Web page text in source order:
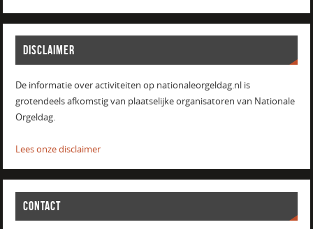
DISCLAIMER
De informatie over activiteiten op nationaleorgeldag.nl is
grotendeels afkomstig van plaatselijke organisatoren van Nationale
Orgeldag.
Lees onze disclaimer
CONTACT